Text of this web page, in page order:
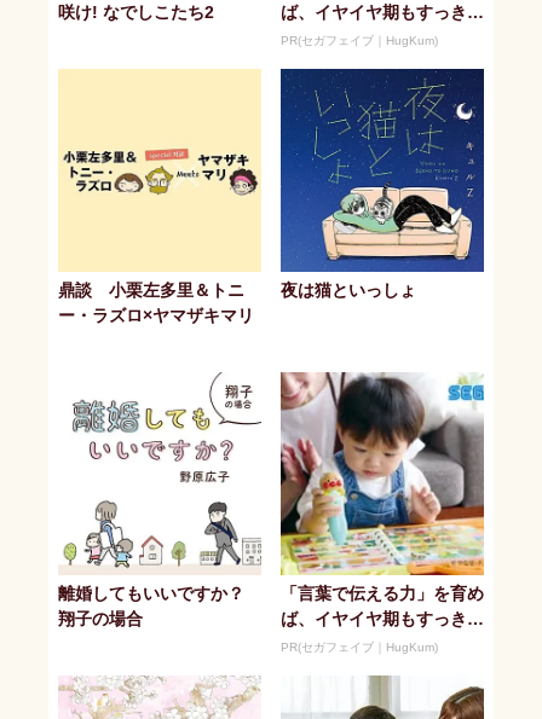
咲け! なでしこたち2
ば、イヤイヤ期もすっき
り！ 「アンパンマン こ
PR(セガフェイブ｜HugKum)
鼎談 小栗左多里＆トニ
ー・ラズロ×ヤマザキマリ
夜は猫といっしょ
離婚してもいいですか？
翔子の場合
「言葉で伝える力」を育め
ば、イヤイヤ期もすっき
り！ 「アンパンマン こ
PR(セガフェイブ｜HugKum)